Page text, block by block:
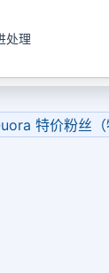
处理
特价粉丝（